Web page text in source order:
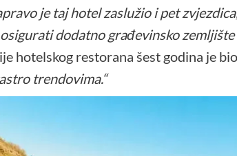
je taj hotel zaslužio i pet
dodatno građevinsko
hotelskog restorana šest godina je
trendovima.“